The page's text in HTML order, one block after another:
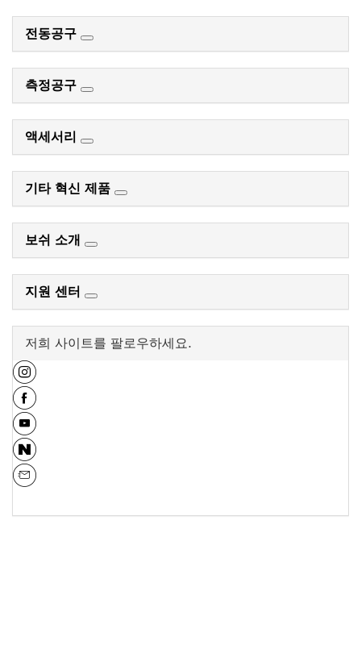
전동공구
측정공구
액세서리
기타 혁신 제품
보쉬 소개
지원 센터
저희 사이트를 팔로우하세요.